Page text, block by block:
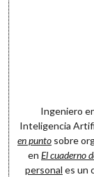
Ingeniero
Inteligencia
en punto sobre
en El cuaderno
personal es un